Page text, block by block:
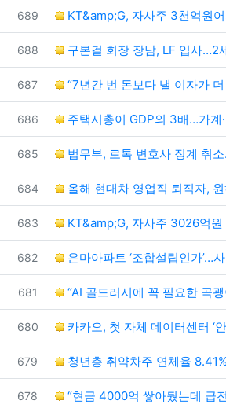
번호
689 KT&amp;G, 자사주 3천억원
번호
688 구본걸 회장 장남, LF 입사…2
번호
687 “7년간 번 돈보다 낼 이자가
번호
686 주택시총이 GDP의 3배…가계
번호
685 법무부, 로톡 변호사 징계 취
번호
684 올해 현대차 영업직 퇴직자,
번호
683 KT&amp;G, 자사주 3026억
번호
682 은마아파트 ‘조합설립인가’…
번호
681 “AI 골드러시에 꼭 필요한 곡
번호
680 카카오, 첫 자체 데이터센터 ‘
번호
679 청년층 취약차주 연체율
번호
678 “현금 4000억 쌓아뒀는데 급